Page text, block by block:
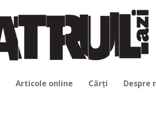
Articole online Cărți Despre